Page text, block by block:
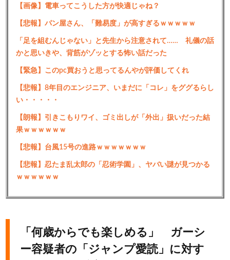
【画像】電車ってこうした方が快適じゃね？
【悲報】パン屋さん、「難易度」が高すぎるｗｗｗｗｗ
「足を組むんじゃない」と先生から注意されて…… 礼儀の話
かと思いきや、背筋がゾッとする怖い話だった
【緊急】このpc買おうと思ってるんやが評価してくれ
【悲報】8年目のエンジニア、いまだに「コレ」をググるらし
い・・・・・
【朗報】引きこもりワイ、ゴミ出しが「外出」扱いだった結
果ｗｗｗｗｗｗ
【悲報】台風15号の進路ｗｗｗｗｗｗｗ
【悲報】忍たま乱太郎の「忍術学園」、ヤバい謎が見つかる
ｗｗｗｗｗｗ
「何歳からでも楽しめる」 ガーシ
ー容疑者の「ジャンプ愛読」に対す